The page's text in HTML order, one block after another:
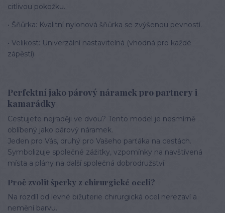
citlivou pokožku.
• Šňůrka: Kvalitní nylonová šňůrka se zvýšenou pevností.
• Velikost: Univerzální nastavitelná (vhodná pro každé
zápěstí).
Perfektní jako párový náramek pro partnery i
kamarádky
Cestujete nejraději ve dvou? Tento model je nesmírně
oblíbený jako párový náramek.
Jeden pro Vás, druhý pro Vašeho parťáka na cestách.
Symbolizuje společné zážitky, vzpomínky na navštívená
místa a plány na další společná dobrodružství.
Proč zvolit šperky z chirurgické oceli?
Na rozdíl od levné bižuterie chirurgická ocel nerezaví a
nemění barvu.